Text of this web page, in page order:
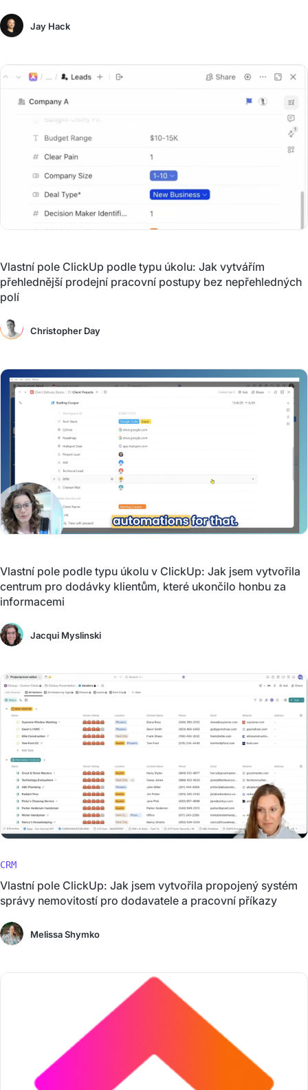
Jay Hack
Vlastní pole ClickUp podle typu úkolu: Jak vytvářím
přehlednější prodejní pracovní postupy bez nepřehledných
polí
Christopher Day
Vlastní pole podle typu úkolu v ClickUp: Jak jsem vytvořila
centrum pro dodávky klientům, které ukončilo honbu za
informacemi
Jacqui Myslinski
CRM
Vlastní pole ClickUp: Jak jsem vytvořila propojený systém
správy nemovitostí pro dodavatele a pracovní příkazy
Melissa Shymko